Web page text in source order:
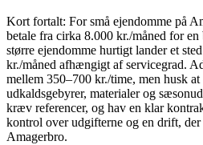
Kort fortalt: For små ejendomme på
betale fra cirka 8.000 kr./måned for
større ejendomme hurtigt lander et
kr./måned afhængigt af servicegrad.
mellem 350–700 kr./time, men husk
udkaldsgebyrer, materialer og
kræv referencer, og hav en klar
kontrol over udgifterne og en drift,
Amagerbro.